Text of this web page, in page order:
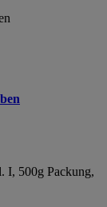
I, 500g Packung,